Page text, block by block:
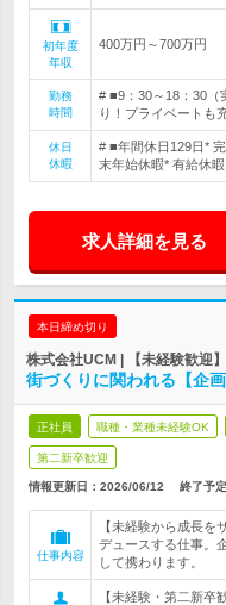
初年度
年収
400万円～700万円
勤務
時間
# ■9：30～18：30（
り！プライベートも
休日
休暇
# ■年間休日129日*
末年始休暇* 有給休暇
求人詳細を見る
本日締め切り
株式会社UCM | 【未経験歓迎
街づくりに関われる【企
正社員 職種・業種未経験OK
第二新卒歓迎
情報更新日：2026/06/12 終了予定
仕事内容
【未経験から成長を
デュースする仕事。
して携わります。
【未経験・第二新卒